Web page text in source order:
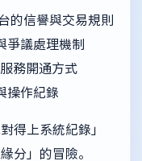
的信譽與交易規則
爭議處理機制
務開通方式
操作紀錄
得上系統紀錄」
分」的冒險。